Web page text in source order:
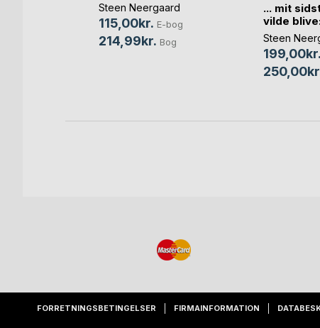
Steen Neergaard
115,00kr. E-bog
214,99kr. Bog
... mit
vilde
Steen
199,00kr.
FORRETNINGSBETINGELSER FIRMAINFORMATION